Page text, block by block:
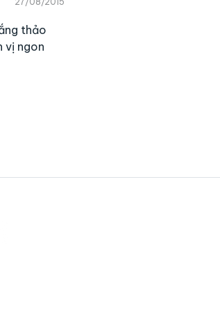
thảo
vị ngon